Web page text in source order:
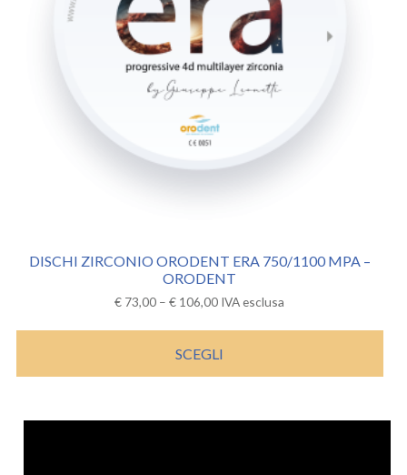
DISCHI ZIRCONIO ORODENT ERA 750/1100 MPA –
ORODENT
€ 73,00 –€ 106,00 IVA esclusa
SCEGLI